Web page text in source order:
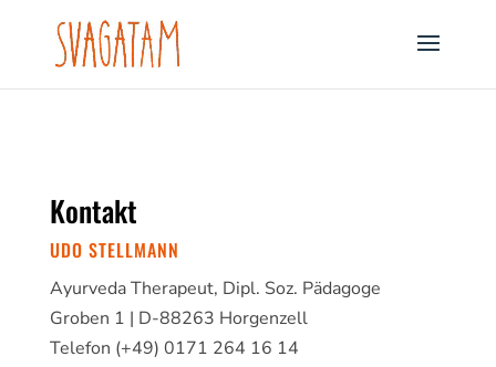
Kontakt
UDO STELLMANN
Ayurveda Therapeut, Dipl. Soz. Pädagoge
Groben 1 | D-88263 Horgenzell
Telefon (+49) 0171 264 16 14